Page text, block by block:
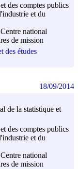
des comptes publics
et du
national
de mission
des études
de la statistique et
des comptes publics
et du
national
de mission
18/09/2014